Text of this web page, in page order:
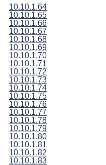
10.10.1.64
10.10.1.65
10.10.1.66
10.10.1.67
10.10.1.68
10.10.1.69
10.10.1.70
10.10.1.71
10.10.1.72
10.10.1.73
10.10.1.74
10.10.1.75
10.10.1.76
10.10.1.77
10.10.1.78
10.10.1.79
10.10.1.80
10.10.1.81
10.10.1.82
10.10.1.83